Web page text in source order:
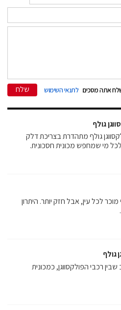
אתה מסכים לתנאי השימוש שלח
גולף
גולף מתהדרת בצריכת דלק
מי שמחפש מכונית חסכונית.
מוכר לכל עין, אבל חזק יותר. היתרון
גולף
שבין רכבי הפולקסווגן, כמכונית